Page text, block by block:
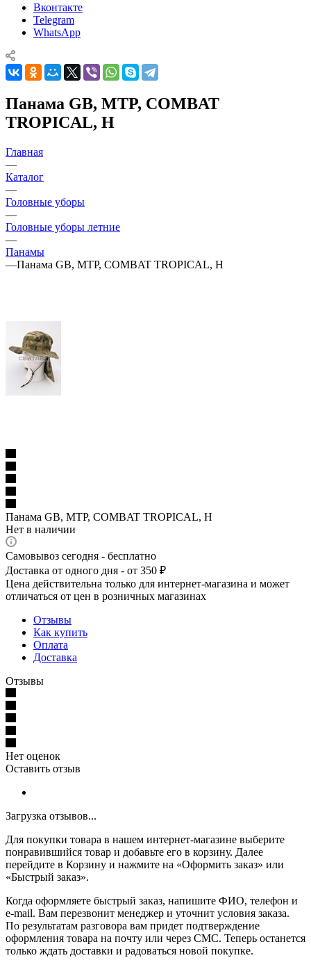
Вконтакте
Telegram
WhatsApp
Панама GB, MTP, COMBAT
TROPICAL, Н
Главная
—
Каталог
—
Головные уборы
—
Головные уборы летние
—
Панамы
—Панама GB, MTP, COMBAT TROPICAL, Н
Панама GB, MTP, COMBAT TROPICAL, Н
Нет в наличии
Самовывоз сегодня - бесплатно
Доставка от одного дня - от 350 ₽
Цена действительна только для интернет-магазина и может
отличаться от цен в розничных магазинах
Отзывы
Как купить
Оплата
Доставка
Отзывы
Нет оценок
Оставить отзыв
Загрузка отзывов...
Для покупки товара в нашем интернет-магазине выберите
понравившийся товар и добавьте его в корзину. Далее
перейдите в Корзину и нажмите на «Оформить заказ» или
«Быстрый заказ».
Когда оформляете быстрый заказ, напишите ФИО, телефон и
e-mail. Вам перезвонит менеджер и уточнит условия заказа.
По результатам разговора вам придет подтверждение
оформления товара на почту или через СМС. Теперь останется
только ждать доставки и радоваться новой покупке.